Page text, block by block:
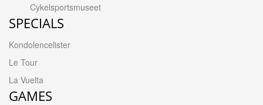
Cykelsportsmuseet
SPECIALS
Kondolencelister
Le Tour
La Vuelta
GAMES